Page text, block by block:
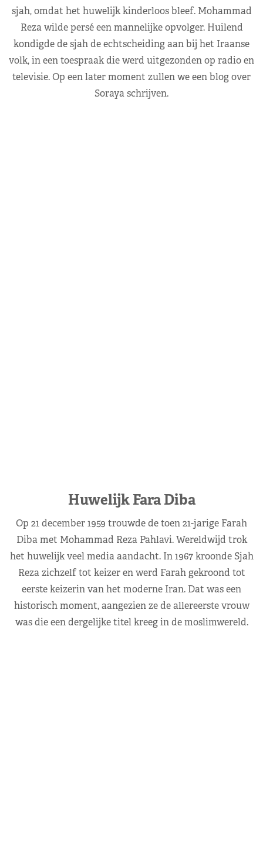
sjah, omdat het huwelijk kinderloos bleef. Mohammad
Reza wilde persé een mannelijke opvolger. Huilend
kondigde de sjah de echtscheiding aan bij het Iraanse
volk, in een toespraak die werd uitgezonden op radio en
televisie. Op een later moment zullen we een blog over
Soraya schrijven.
Huwelijk Fara Diba
Op 21 december 1959 trouwde de toen 21-jarige Farah
Diba met Mohammad Reza Pahlavi. Wereldwijd trok
het huwelijk veel media aandacht. In 1967 kroonde Sjah
Reza zichzelf tot keizer en werd Farah gekroond tot
eerste keizerin van het moderne Iran. Dat was een
historisch moment, aangezien ze de allereerste vrouw
was die een dergelijke titel kreeg in de moslimwereld.